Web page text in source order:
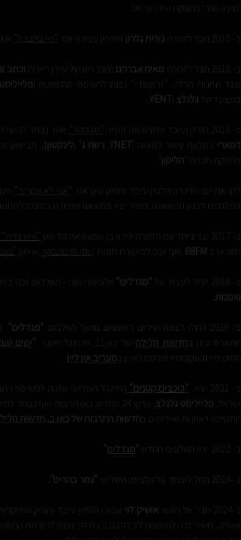
'שִירָה שִיר' בהפקת עידו אריאל.
ב- 2015 חבר לזמרת נורית גלרון והלחין עבורה את "מי בלבבך"
ב- 2016 חבר לזמרת מאיה אברהם (הפרוייט של עידן רייכל) וכתב
מצד תחנות הרדיו. "זרועותיי" נכנס לרשימת ההשמעה (פלייליסט
במצעד שלגלגלצ וYENT.
ב- 2016 הפיק ועיבד מחדש את השיר "מגדלור" אשר נבחר להיות
דמארי במלאת עשור למותה (YNET
, רשת ג' ולינקטון). הביצוע
בהפקת חברת " הליקון
לקראת יום הזיכרון הלחין עיבד והפיק עינן את "אני לא אקריב"
במלחמת לבנון הראשונה. השיר יצא בהוצאה מיוחדת כסינגל
ב- 2017 יצר ביחד עם הזמרת לירון בן שמעון את הדואט "איש גדול"
השבוע ב
ואף זכה לביקורת חמות (יוסי חרסונסקי ועיתון
ב- 2018 החל לעבוד על "מגדלים" אלבומו השני - האלבום זכה
ואמנות.
ב- 2020 החלו לצאת שירים ראשונים מתוך האלבום "מגדלים"
התארח עינן בחדשות הלילה של כאן11, הסינגל השני "ימים
ספוטיפיי ובעקבותיו פורסם ראיון במעריב און ליין
ב- 2021 יצא "כוכבים קטנים" הסינגל השלישי שזכה לחשיפה
ישראל,פלייליסט גלגלצ
, ערוץ 24 החדש, כאן תרבות ואף
התקיימו ראיונות ואירוחים בחדשות התרבות של כאן ב,חדשות
ב- 2022 יצא האלבום החדש "מגדלים"
ב -2024 החל לעבוד על אלבומו השלישי "נמר בהרים".
ב-2024 חבר אל הזמר אושיק לוי עבורו הלחין עיבד והפיק
אושיק. השיר זכה לתשומת לב רחבה בין היתר נכנס לרשימת